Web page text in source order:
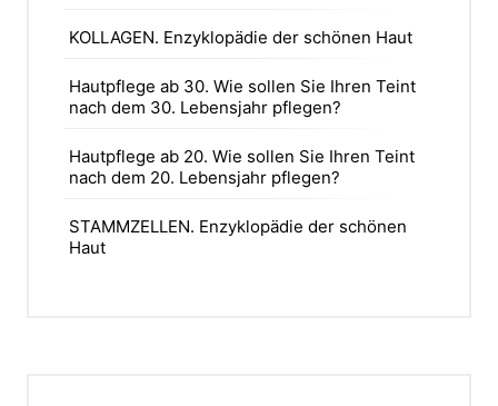
KOLLAGEN. Enzyklopädie der schönen Haut
Hautpflege ab 30. Wie sollen Sie Ihren Teint
nach dem 30. Lebensjahr pflegen?
Hautpflege ab 20. Wie sollen Sie Ihren Teint
nach dem 20. Lebensjahr pflegen?
STAMMZELLEN. Enzyklopädie der schönen
Haut